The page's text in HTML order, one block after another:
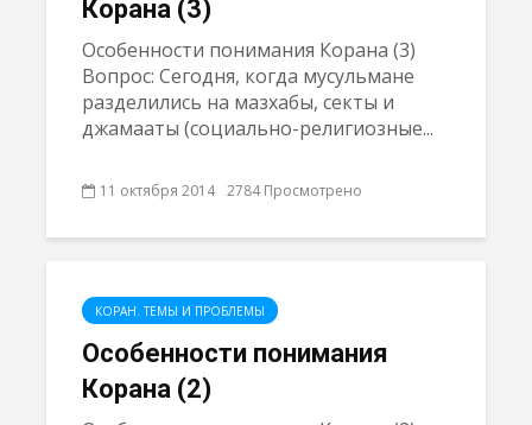
Корана (3)
Особенности понимания Корана (3)
Вопрос: Сегодня, когда мусульмане
разделились на мазхабы, секты и
джамааты (социально-религиозные...
11 октября 2014 2784 Просмотрено
КОРАН. ТЕМЫ И ПРОБЛЕМЫ
Особенности понимания
Корана (2)